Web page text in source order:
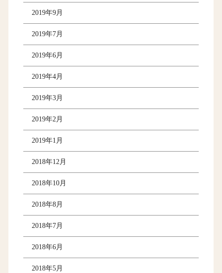
2019年9月
2019年7月
2019年6月
2019年4月
2019年3月
2019年2月
2019年1月
2018年12月
2018年10月
2018年8月
2018年7月
2018年6月
2018年5月